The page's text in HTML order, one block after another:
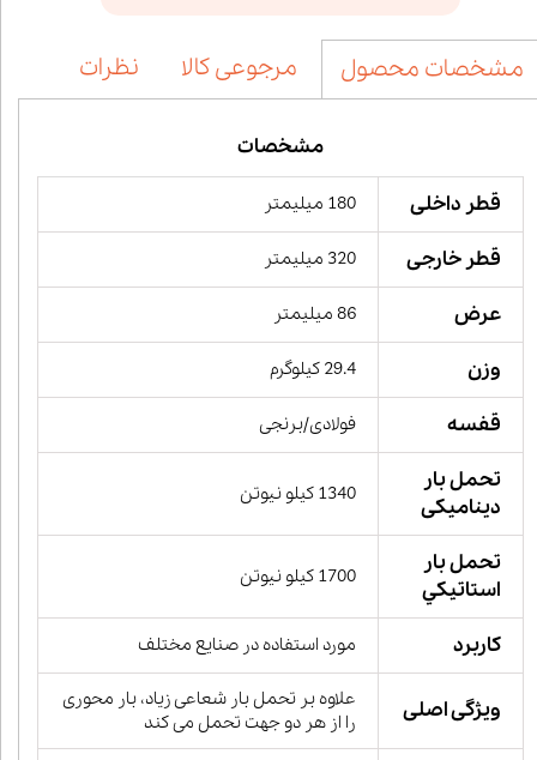
مشخصات محصول مرجوعی کالا نظرات
مشخصات
قطر داخلی 180 میلیمتر
قطر خارجی 320 میلیمتر
عرض 86 میلیمتر
وزن 29.4 کیلوگرم
قفسه فولادی/برنجی
تحمل بار
دینامیکی
1340 کیلو نیوتن
تحمل بار
استاتيكي
1700 کیلو نیوتن
کاربرد مورد استفاده در صنایع مختلف
ویژگی اصلی
علاوه بر تحمل بار شعاعی زیاد، بار محوری
را از هر دو جهت تحمل می کند